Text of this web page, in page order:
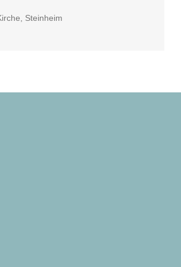
Steinheim